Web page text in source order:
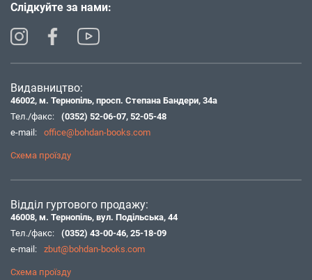
Слідкуйте за нами:
Видавництво:
46002, м. Тернопіль, просп. Степана Бандери, 34а
Тел./факс:
(0352) 52-06-07, 52-05-48
e-mail:
office@bohdan-books.com
Схема проїзду
Відділ гуртового продажу:
46008, м. Тернопіль, вул. Подільська, 44
Тел./факс:
(0352) 43-00-46, 25-18-09
e-mail:
zbut@bohdan-books.com
Схема проїзду